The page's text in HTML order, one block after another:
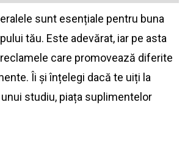
sunt esențiale pentru buna
tău. Este adevărat, iar pe asta
care promovează diferite
Îi și înțelegi dacă te uiți la
studiu, piața suplimentelor